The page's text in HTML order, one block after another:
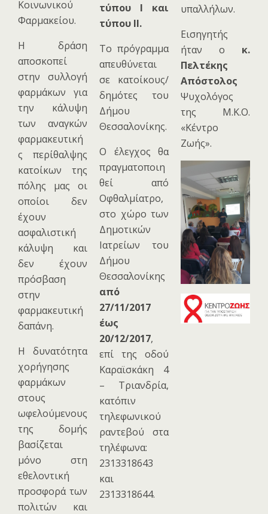
Κοινωνικού
Φαρμακείου.
Η δράση
αποσκοπεί
στην συλλογή
φαρμάκων για
την κάλυψη
των αναγκών
φαρμακευτική
ς περίθαλψης
κατοίκων της
πόλης μας οι
οποίοι δεν
έχουν
ασφαλιστική
κάλυψη και
δεν έχουν
πρόσβαση
στην
φαρμακευτική
δαπάνη.
Η δυνατότητα
χορήγησης
φαρμάκων
στους
ωφελούμενους
της δομής
βασίζεται
μόνο στη
εθελοντική
προσφορά των
πολιτών και
τύπου Ι και
τύπου ΙΙ.
Το πρόγραμμα
απευθύνεται
σε κατοίκους/
δημότες του
Δήμου
Θεσσαλονίκης.
Ο έλεγχος θα
πραγματοποιη
θεί από
Οφθαλμίατρο,
στο χώρο των
Δημοτικών
Ιατρείων του
Δήμου
Θεσσαλονίκης
από
27/11/2017
έως
20/12/2017,
επί της οδού
Καραϊσκάκη 4
– Τριανδρία,
κατόπιν
τηλεφωνικού
ραντεβού στα
τηλέφωνα:
2313318643
και
2313318644.
υπαλλήλων.
Εισηγητής
ήταν ο κ.
Πελτέκης
Απόστολος
Ψυχολόγος
της Μ.Κ.Ο.
«Κέντρο
Ζωής».